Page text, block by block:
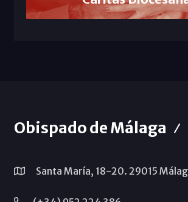
Obispado de Málaga
Santa María, 18-20. 29015